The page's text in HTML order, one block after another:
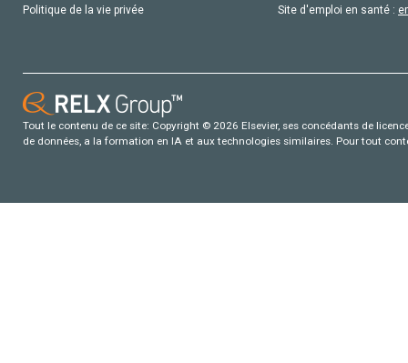
Politique de la vie privée
Site d'emploi en santé :
Tout le contenu de ce site: Copyright © 2026 Elsevier, ses concédants de
de données, a la formation en IA et aux technologies similaires. Pour tout